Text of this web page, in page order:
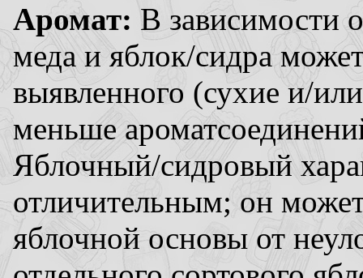
Аромат: В зависимости
меда и яблок/сидра
выявленного (сухие и/
меньше
Яблочный/сидровый
отличительным; он
яблочной основы от